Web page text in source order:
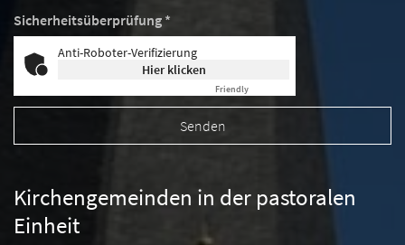
Sicherheitsüberprüfung *
Anti-Roboter-Verifizierung
Hier klicken
Friendly
Kirchengemeinden in der pastoralen
Einheit